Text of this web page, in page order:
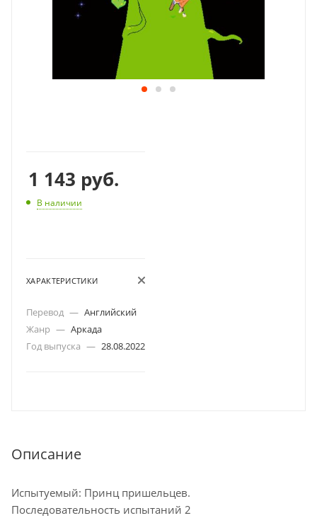
1 143 руб.
В наличии
ХАРАКТЕРИСТИКИ
Перевод — Английский
Жанр — Аркада
Год выпуска — 28.08.2022
Описание
Испытуемый: Принц пришельцев.
Последовательность испытаний 2